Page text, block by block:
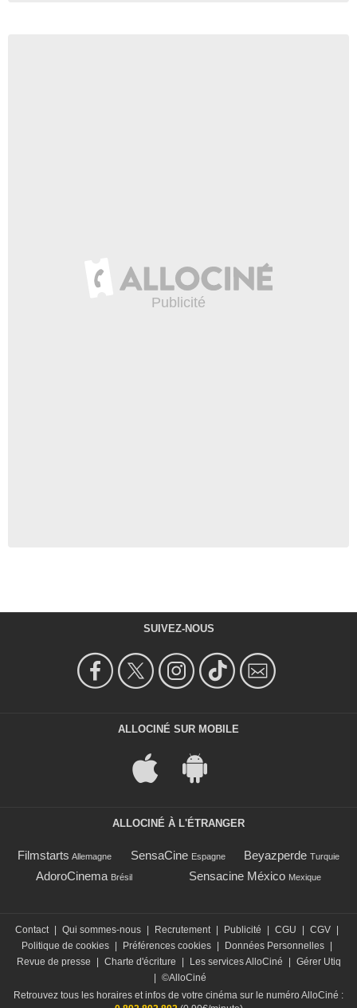
SUIVEZ-NOUS
ALLOCINÉ SUR MOBILE
ALLOCINÉ À L'ÉTRANGER
Filmstarts Allemagne SensaCine Espagne Beyazperde Turquie
AdoroCinema Brésil Sensacine México Mexique
Contact Qui sommes-nous Recrutement Publicité CGU CGV
Politique de cookies
Préférences cookies Données Personnelles
Revue de presse
Charte d'écriture Les services AlloCiné
Gérer Utiq
©AlloCiné
Retrouvez tous les horaires et infos de votre cinéma sur le numéro AlloCiné :